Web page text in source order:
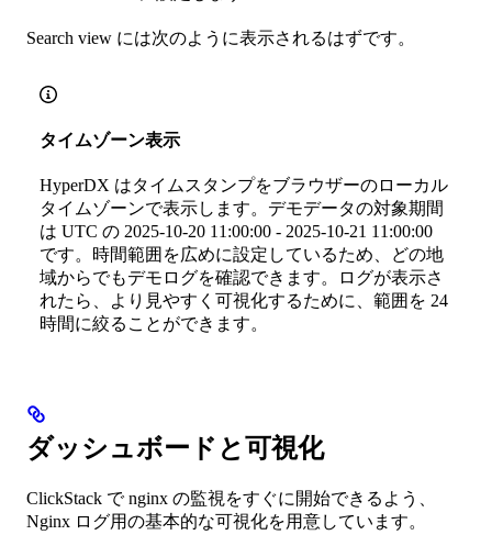
Search view には次のように表示されるはずです。
タイムゾーン表示
HyperDX はタイムスタンプをブラウザーのローカル
タイムゾーンで表示します。デモデータの対象期間
は UTC の 2025-10-20 11:00:00 - 2025-10-21 11:00:00
です。時間範囲を広めに設定しているため、どの地
域からでもデモログを確認できます。ログが表示さ
れたら、より見やすく可視化するために、範囲を 24
時間に絞ることができます。
ダッシュボードと可視化
ClickStack で nginx の監視をすぐに開始できるよう、
Nginx ログ用の基本的な可視化を用意しています。